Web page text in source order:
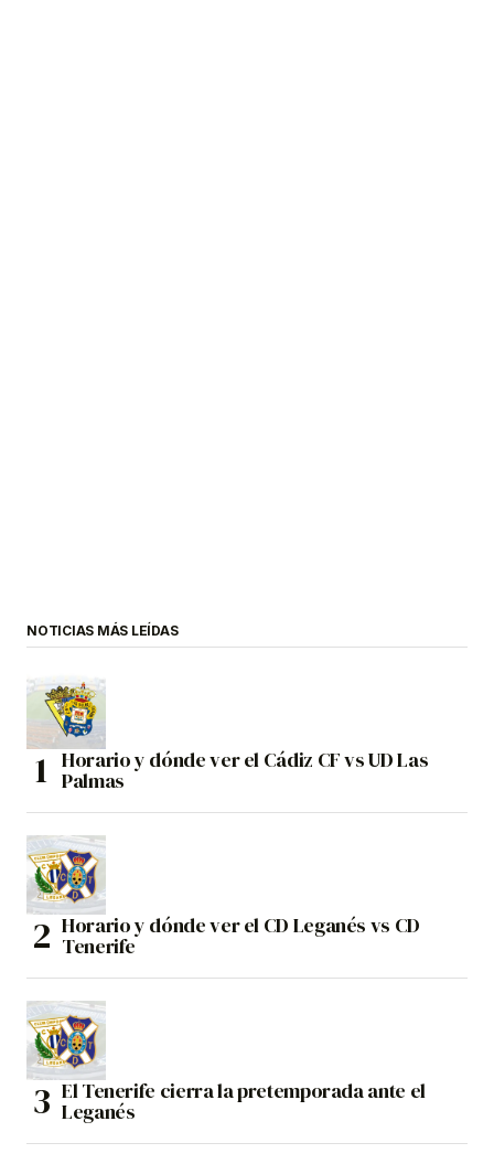
NOTICIAS MÁS LEÍDAS
Horario y dónde ver el Cádiz CF vs UD Las
Palmas
Horario y dónde ver el CD Leganés vs CD
Tenerife
El Tenerife cierra la pretemporada ante el
Leganés